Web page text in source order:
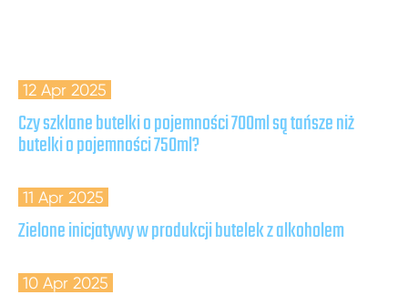
12 Apr 2025
Czy szklane butelki o pojemności 700ml są tańsze niż
butelki o pojemności 750ml?
11 Apr 2025
Zielone inicjatywy w produkcji butelek z alkoholem
10 Apr 2025